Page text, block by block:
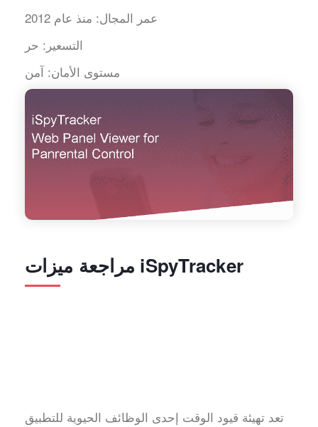
عمر المجال: منذ عام 2012
التسعير: حر
مستوى الأمان: آمن
مراجعة ميزات iSpyTracker
تعد تهيئة قيود الوقت إحدى الوظائف الحيوية للتطبيق